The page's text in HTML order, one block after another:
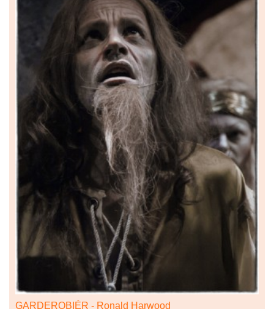
GARDEROBIÉR - Ronald Harwood